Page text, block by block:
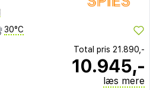
30°C
Total pris 21.890,-
10.945,-
læs mere